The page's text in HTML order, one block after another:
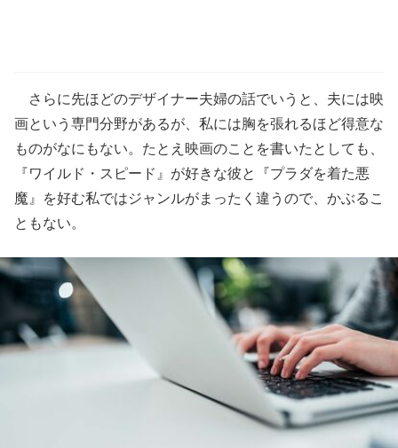
さらに先ほどのデザイナー夫婦の話でいうと、夫には映
画という専門分野があるが、私には胸を張れるほど得意な
ものがなにもない。たとえ映画のことを書いたとしても、
『ワイルド・スピード』が好きな彼と『プラダを着た悪
魔』を好む私ではジャンルがまったく違うので、かぶるこ
ともない。